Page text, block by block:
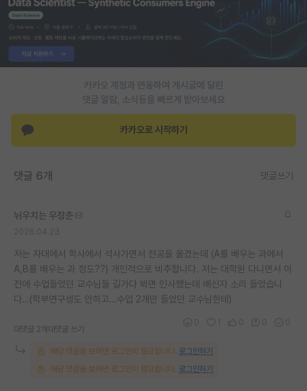
임용 후기 게시판
PI 전용 게시판
특수/전문대학원 게시판
학술 정보 게시판
홍보 게시판
유학교육
이벤트
재팬라운지 🌸
카카오 계정과 연동하여 게시글에 달린
댓글 알람, 소식등을 빠르게 받아보세요
카카오로 시작하기
댓글 6개 댓글쓰기
뉘우치는 우장춘
저는 자대에서 학사에서 석사가면서 전공을 옮겼는데 (A를 배우는 과에서
A,B를 배우는 과 정도??) 개인적으로 비추합니다. 저는 대학원 다니면서 이
전에 수업들었던 교수님들 길가다 뵈면 인사했는데 배신자 소리 들었습니
다…(학부연구생도 안하고…수업 2개만 들었던 교수님한테)
대댓글 2개 대댓글 쓰기
해당 댓글을 보려면 로그인이 필요합니다. 로그인하기
해당 댓글을 보려면 로그인이 필요합니다. 로그인하기